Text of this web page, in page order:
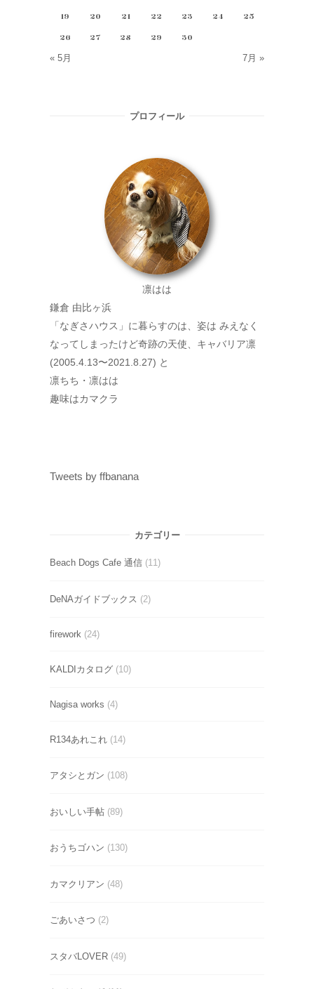
19
20 21 22 23 24
25
26
27 28 29 30
« 5月 7月 »
プロフィール
凛はは
鎌倉 由比ヶ浜
「なぎさハウス」に暮らすのは、姿は みえなく
なってしまったけど奇跡の天使、キャバリア凛
(2005.4.13〜2021.8.27) と
凛ちち・凛はは
趣味はカマクラ
Tweets by ffbanana
カテゴリー
Beach Dogs Cafe 通信 (11)
DeNAガイドブックス (2)
firework (24)
KALDIカタログ (10)
Nagisa works (4)
R134あれこれ (14)
アタシとガン (108)
おいしい手帖 (89)
おうちゴハン (130)
カマクリアン (48)
ごあいさつ (2)
スタバLOVER (49)